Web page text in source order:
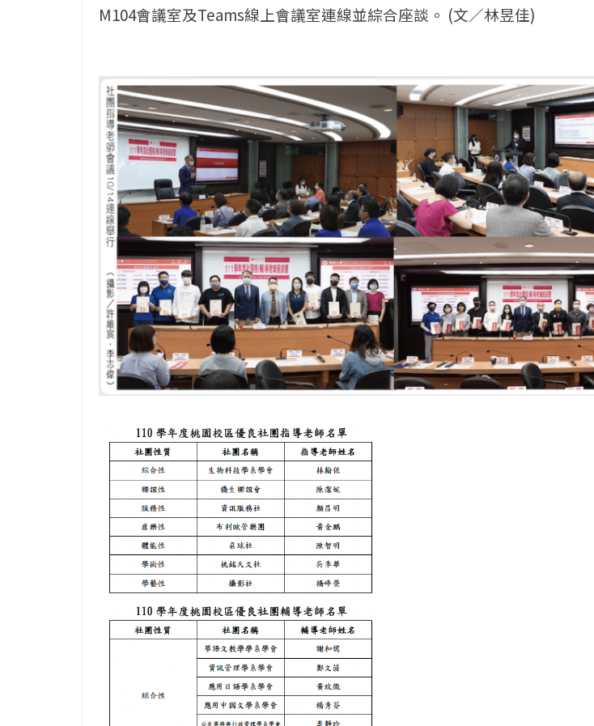
M104會議室及Teams線上會議室連線並綜合座談。 (文／林昱佳)